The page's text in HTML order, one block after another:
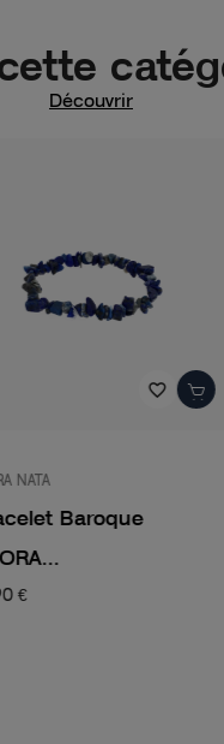
Découvrir
favorite_border
NATA
Baroque
€